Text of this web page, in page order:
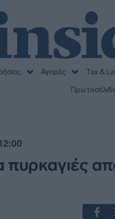
Αγορές Tax &
πυρκαγιές